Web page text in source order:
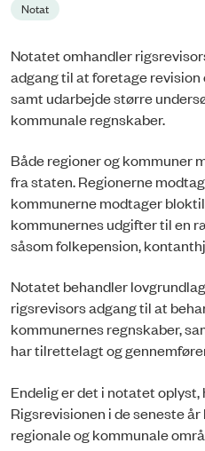
Notat
Notatet omhandler
adgang til at foretage
samt udarbejde større
kommunale regnskaber.
Både regioner og kommuner
fra staten. Regionerne
kommunerne modtager
kommunernes udgifter til en
såsom folkepension,
Notatet behandler
rigsrevisors adgang til at
kommunernes regnskaber,
har tilrettelagt og
Endelig er det i notatet
Rigsrevisionen i de seneste
regionale og kommunale